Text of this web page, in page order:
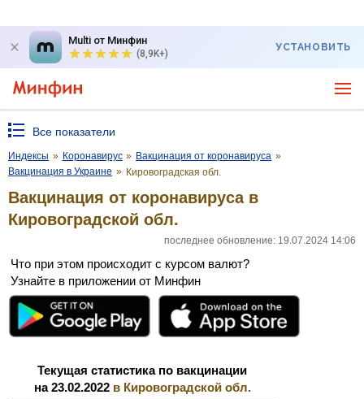
Multi от Минфин
(8,9K+)
УСТАНОВИТЬ
Все показатели
Индексы » Коронавирус » Вакцинация от коронавируса »
Вакцинация в Украине » Кировоградская обл.
Вакцинация от коронавируса в
Кировоградской обл.
последнее обновление: 19.07.2024 14:06
Что при этом происходит с курсом валют?
Узнайте в приложении от Минфин
Текущая статистика по вакцинации
на 23.02.2022 в Кировоградской обл.